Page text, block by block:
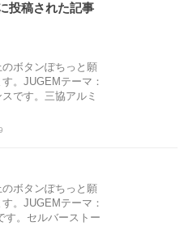
投稿された記事
ボタンぽちっと願
。JUGEMテーマ：
です。三協アルミ
ボタンぽちっと願
。JUGEMテーマ：
。セルバーストー